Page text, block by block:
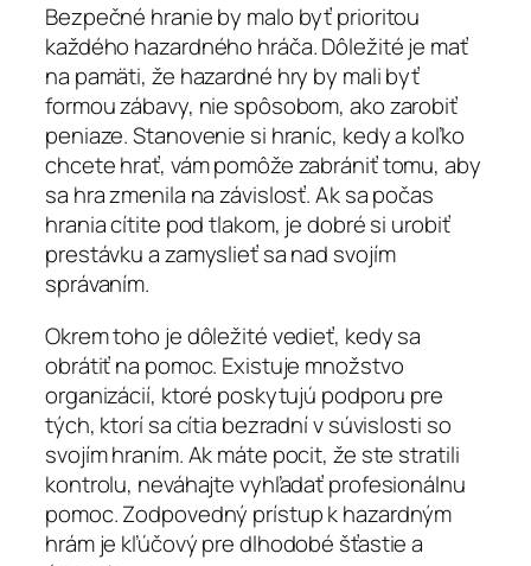
Bezpečné hranie by malo byť prioritou
každého hazardného hráča. Dôležité je mať
na pamäti, že hazardné hry by mali byť
formou zábavy, nie spôsobom, ako zarobiť
peniaze. Stanovenie si hraníc, kedy a koľko
chcete hrať, vám pomôže zabrániť tomu, aby
sa hra zmenila na závislosť. Ak sa počas
hrania cítite pod tlakom, je dobré si urobiť
prestávku a zamyslieť sa nad svojím
správaním.
Okrem toho je dôležité vedieť, kedy sa
obrátiť na pomoc. Existuje množstvo
organizácií, ktoré poskytujú podporu pre
tých, ktorí sa cítia bezradní v súvislosti so
svojím hraním. Ak máte pocit, že ste stratili
kontrolu, neváhajte vyhľadať profesionálnu
pomoc. Zodpovedný prístup k hazardným
hrám je kľúčový pre dlhodobé šťastie a